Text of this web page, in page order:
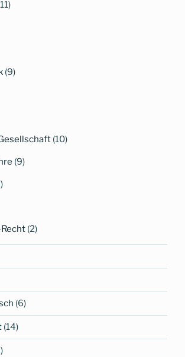
(9)
(10)
(9)
(2)
(6)
(14)